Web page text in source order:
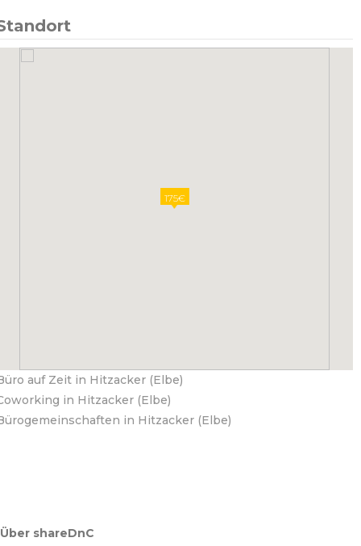
175€
auf Zeit in Hitzacker (Elbe)
in Hitzacker (Elbe)
in Hitzacker (Elbe)
Über shareDnC